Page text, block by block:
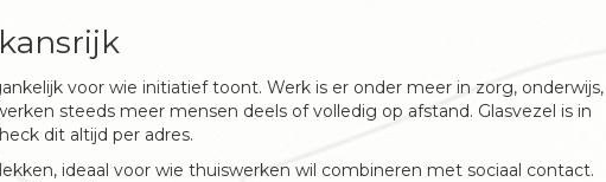
voor wie initiatief toont. Werk is er onder meer in zorg, onderwijs,
steeds meer mensen deels of volledig op afstand. Glasvezel is in
dit altijd per adres.
ideaal voor wie thuiswerken wil combineren met sociaal contact.